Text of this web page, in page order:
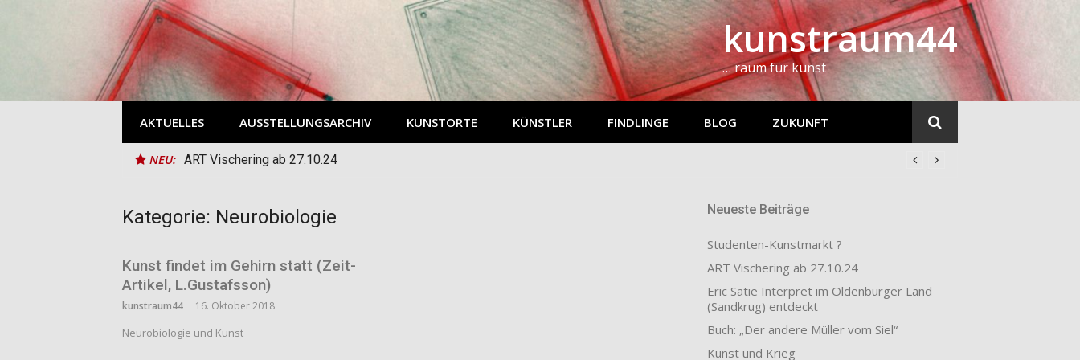
kunstraum44
… raum für kunst
AKTUELLES AUSSTELLUNGSARCHIV KUNSTORTE KÜNSTLER FINDLINGE BLOG ZUKUNFT
NEU: ART Vischering ab 27.10.24
Kategorie: Neurobiologie
Kunst findet im Gehirn statt (Zeit-
Artikel, L.Gustafsson)
kunstraum44 16. Oktober 2018
Neurobiologie und Kunst
Neueste Beiträge
Studenten-Kunstmarkt ?
ART Vischering ab 27.10.24
Eric Satie Interpret im Oldenburger Land
(Sandkrug) entdeckt
Buch: „Der andere Müller vom Siel“
Kunst und Krieg